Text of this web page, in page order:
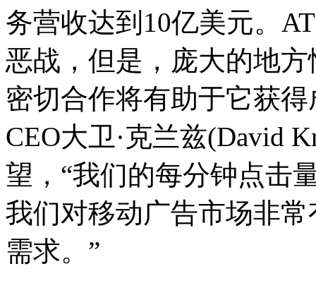
务营收达到10亿美元。
恶战，但是，庞大的地
密切合作将有助于它获
CEO大卫·克兰兹(David
望，“我们的每分钟点击
我们对移动广告市场非
需求。”